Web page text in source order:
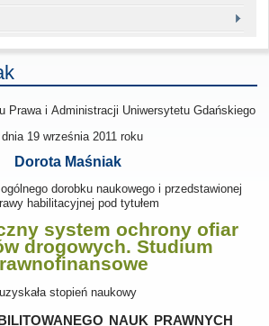
Prawa i Administracji Uniwersytetu Gdańskiego
19 września 2011 roku
Dorota Maśniak
dorobku naukowego i przedstawionej
habilitacyjnej pod tytułem
system ochrony ofiar
drogowych. Studium
uzyskała stopień naukowy
nauk prawnych